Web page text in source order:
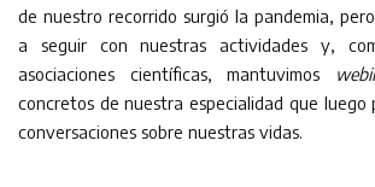
de nuestro recorrido surgió la pandemia,
a seguir con nuestras actividades y,
asociaciones científicas, mantuvimos
concretos de nuestra especialidad que luego
conversaciones sobre nuestras vidas.